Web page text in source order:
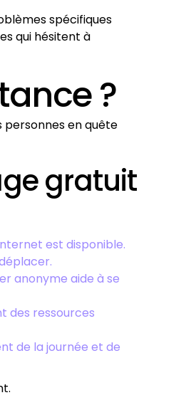
spécifiques
qui hésitent à
?
en quête
gratuit
est disponible.
anonyme aide à se
des ressources
de la journée et de